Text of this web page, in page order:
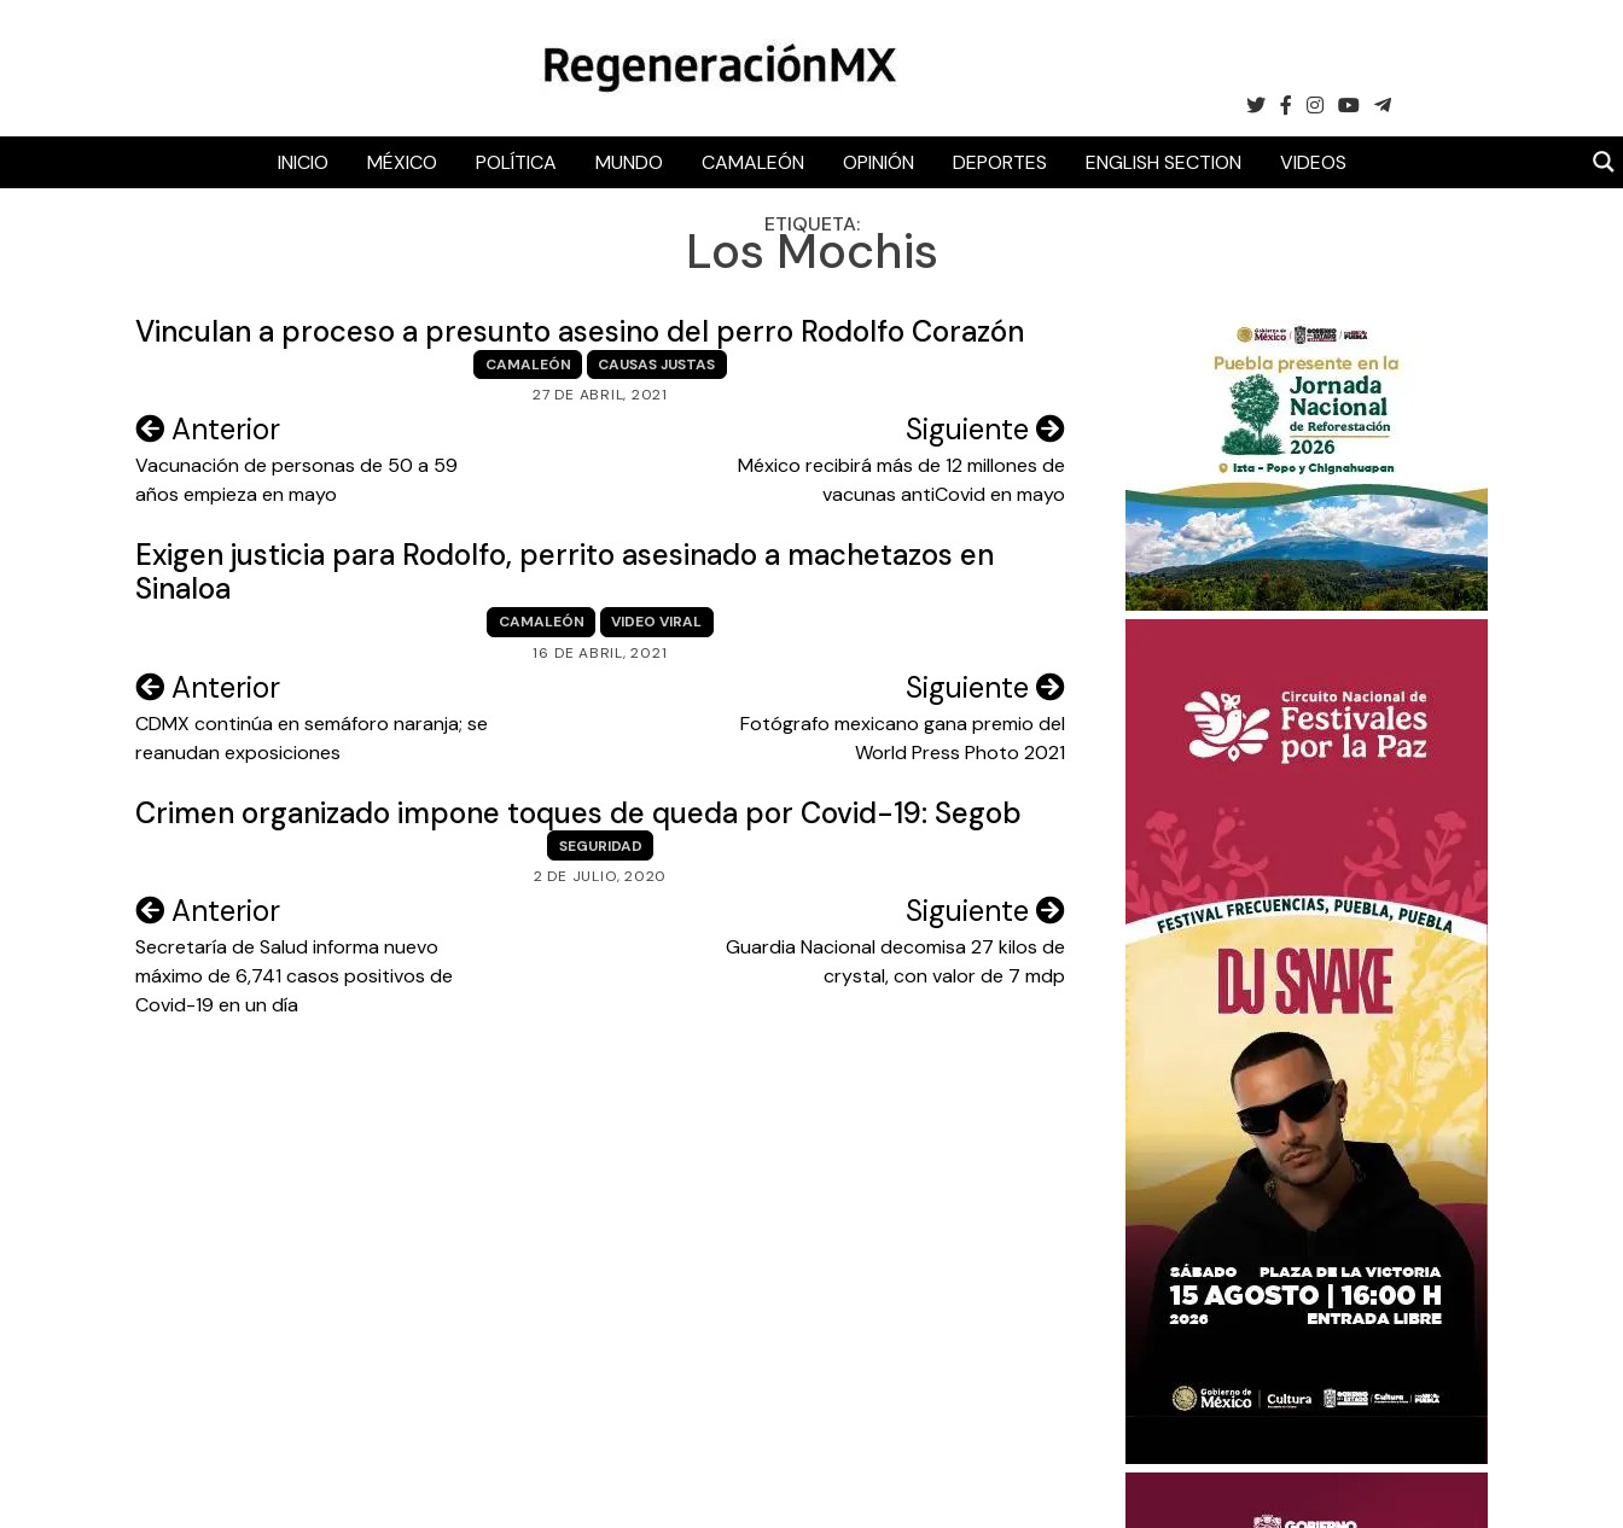
RegeneraciónMX
Sitio de noticias libre e independiente
INICIO MÉXICO POLÍTICA MUNDO CAMALEÓN OPINIÓN DEPORTES ENGLISH SECTION VIDEOS
ETIQUETA:
Los Mochis
Vinculan a proceso a presunto asesino del perro Rodolfo Corazón
CAMALEÓN
CAUSAS JUSTAS
27 DE ABRIL, 2021
Navegación
de
entradas
Anterior
Vacunación de personas de 50 a 59
años empieza en mayo
Siguiente
México recibirá más de 12 millones de
vacunas antiCovid en mayo
Exigen justicia para Rodolfo, perrito asesinado a machetazos en
Sinaloa
CAMALEÓN
VIDEO VIRAL
16 DE ABRIL, 2021
Navegación
de
entradas
Anterior
CDMX continúa en semáforo naranja; se
reanudan exposiciones
Siguiente
Fotógrafo mexicano gana premio del
World Press Photo 2021
Crimen organizado impone toques de queda por Covid-19: Segob
SEGURIDAD
2 DE JULIO, 2020
Navegación
de
entradas
Anterior
Secretaría de Salud informa nuevo
máximo de 6,741 casos positivos de
Covid-19 en un día
Siguiente
Guardia Nacional decomisa 27 kilos de
crystal, con valor de 7 mdp